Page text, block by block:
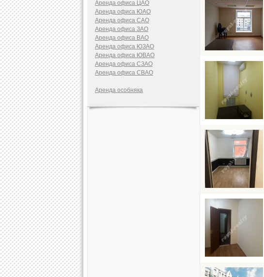
Аренда офиса ЦАО
Аренда офиса ЮАО
Аренда офиса САО
Аренда офиса ЗАО
Аренда офиса ВАО
Аренда офиса ЮЗАО
Аренда офиса ЮВАО
Аренда офиса СЗАО
Аренда офиса СВАО
Аренда особняка